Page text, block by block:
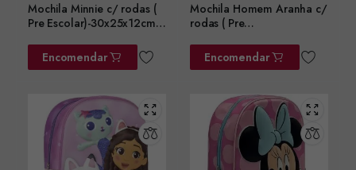
Mochila Minnie c/ rodas (
Pre Escolar)-30x25x12cms
Encomendar
Mochila Homem Aranha c/
rodas ( Pre
ref.2100005107
Encomendar